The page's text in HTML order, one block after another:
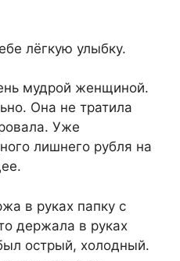
лёгкую улыбку.
мудрой женщиной.
Она не тратила
Уже
лишнего рубля на
в руках папку с
держала в руках
острый, холодный.